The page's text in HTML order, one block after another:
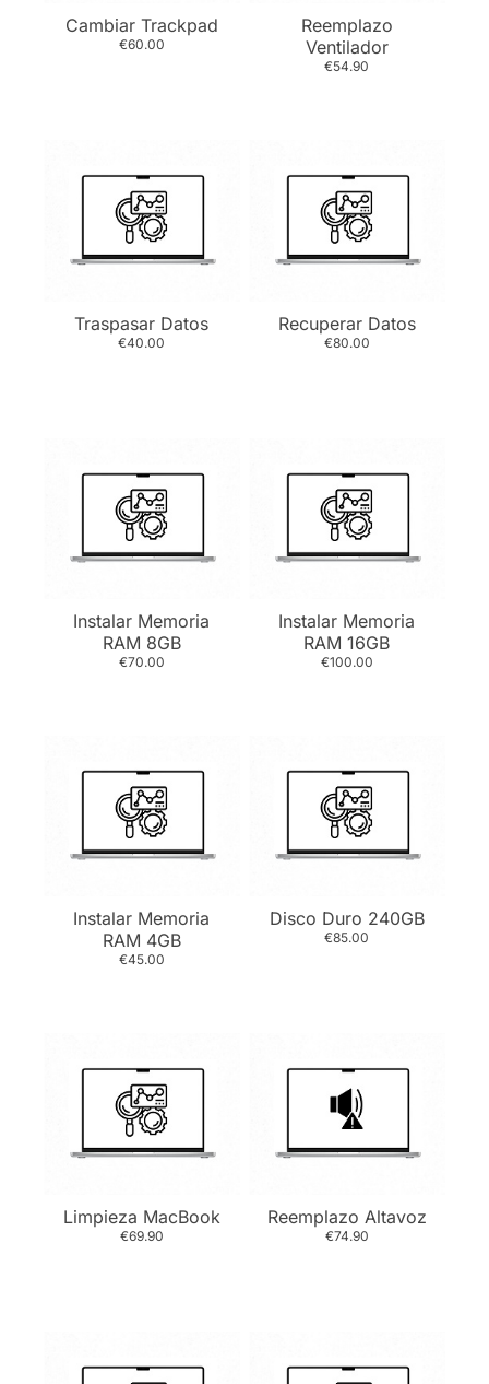
Cambiar Trackpad
€60.00
Reemplazo
Ventilador
€54.90
Traspasar Datos
€40.00
Recuperar Datos
€80.00
Instalar Memoria
RAM 8GB
€70.00
Instalar Memoria
RAM 16GB
€100.00
Instalar Memoria
RAM 4GB
€45.00
Disco Duro 240GB
€85.00
Limpieza MacBook
€69.90
Reemplazo Altavoz
€74.90